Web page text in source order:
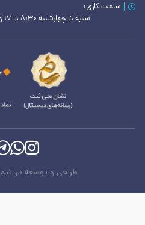
ساعت کاری:
شنبه تا چهارشنبه ۸:۳۰ تا ۱۷ و پنج‌شنبه ۸:۳۰ تا ۱۳
طراحی و توسعه در تیم IT فولاد ایرانیان